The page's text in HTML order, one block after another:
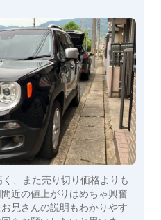
、また売り切り価格よりも
近の値上がりはめちゃ興奮
兄さんの説明もわかりやす